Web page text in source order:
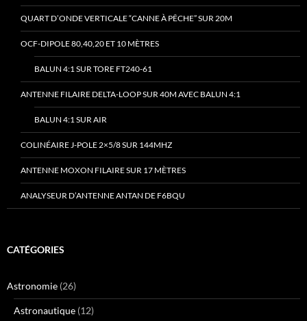
QUART D’ONDE VERTICALE “CANNE À PÊCHE” SUR 20M
OCF-DIPOLE 80,40,20 ET 10 MÈTRES
BALUN 4:1 SUR TORE FT240-61
ANTENNE FILAIRE DELTA-LOOP SUR 40M AVEC BALUN 4:1
BALUN 4:1 SUR AIR
COLINÉAIRE J-POLE 2×5/8 SUR 144MHZ
ANTENNE MOXON FILAIRE SUR 17 MÈTRES
ANALYSEUR D’ANTENNE ANTAN DE F6BQU
CATÉGORIES
Astronomie (26)
Astronautique (12)